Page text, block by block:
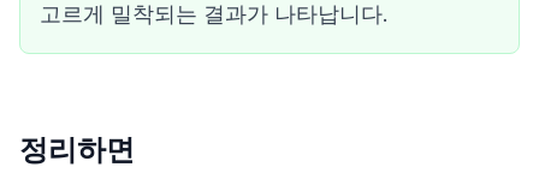
고르게 밀착되는 결과가 나타납니다.
정리하면